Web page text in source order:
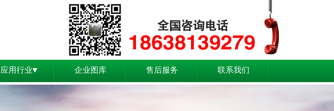
应用行业▼ 企业图库 售后服务 联系我们